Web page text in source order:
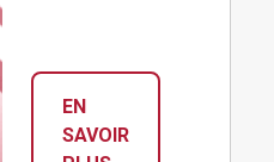
EN
SAVOIR